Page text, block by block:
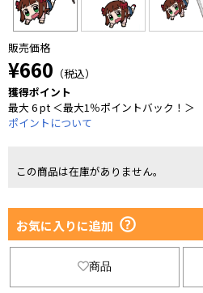
販売価格
¥660 （税込）
獲得ポイント
最大 6 pt ＜最大1％ポイントバック！＞
ポイントについて
この商品は在庫がありません。
お気に入りに追加
商品